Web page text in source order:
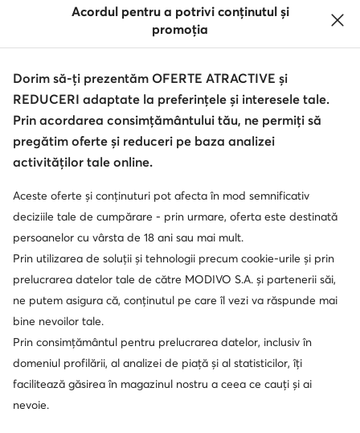
Schimbă țara: Rumunia (RO)
© epantofi.ro 2026
Regulament
Modifică setările
Politica de confidențialitate
Protecția datelor
Soluționarea alternativă a litigilor
Soluționarea online a litigilor
Acordul pentru a potrivi conținutul și
promoția
Dorim să-ți prezentăm OFERTE ATRACTIVE și
REDUCERI adaptate la preferințele și interesele tale.
Prin acordarea consimțământului tău, ne permiți să
pregătim oferte și reduceri pe baza analizei
activităților tale online.
Aceste oferte și conținuturi pot afecta în mod semnificativ
deciziile tale de cumpărare - prin urmare, oferta este destinată
persoanelor cu vârsta de 18 ani sau mai mult.
Prin utilizarea de soluții și tehnologii precum cookie-urile și prin
prelucrarea datelor tale de către MODIVO S.A. și partenerii săi,
ne putem asigura că, conținutul pe care îl vezi va răspunde mai
bine nevoilor tale.
Prin consimțământul pentru prelucrarea datelor, inclusiv în
domeniul profilării, al analizei de piață și al statisticilor, îți
facilitează găsirea în magazinul nostru a ceea ce cauți și ai
nevoie.